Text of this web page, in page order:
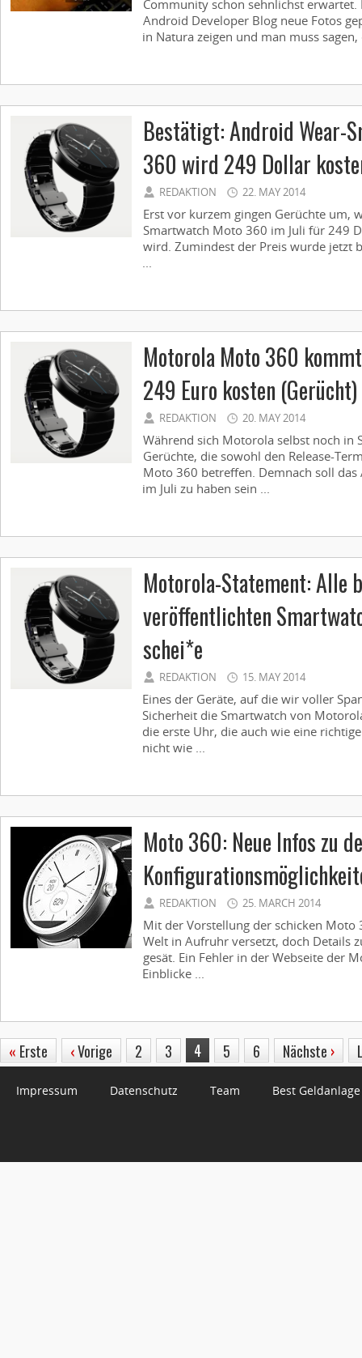
Community schon sehnlichst
Android Developer Blog neue Fotos
in Natura zeigen und man muss sagen,
Bestätigt: Android Wear-
360 wird 249 Dollar
REDAKTION 22. MAY 2014
Erst vor kurzem gingen Gerüchte um,
Smartwatch Moto 360 im Juli für 249
wird. Zumindest der Preis wurde jetzt
...
Motorola Moto 360
249 Euro kosten (Gerücht)
REDAKTION 20. MAY 2014
Während sich Motorola selbst noch in
Gerüchte, die sowohl den Release-
Moto 360 betreffen. Demnach soll
im Juli zu haben sein ...
Motorola-Statement: Alle
veröffentlichten
schei*e
REDAKTION 15. MAY 2014
Eines der Geräte, auf die wir voller
Sicherheit die Smartwatch von
die erste Uhr, die auch wie eine
nicht wie ...
Moto 360: Neue Infos zu
REDAKTION 25. MARCH 2014
Mit der Vorstellung der schicken Moto
Welt in Aufruhr versetzt, doch Details
gesät. Ein Fehler in der Webseite der
Einblicke ...
« Erste ‹Vorige 2 3 4 5 6 Nächste ›
Impressum Datenschutz Team Best Geldanlage